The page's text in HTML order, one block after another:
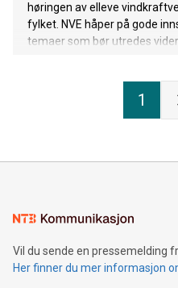
høringen av elleve
fylket. NVE håper på gode
temaer som bør utredes
1
Vil du sende en pressemelding
Her finner du mer informasjon